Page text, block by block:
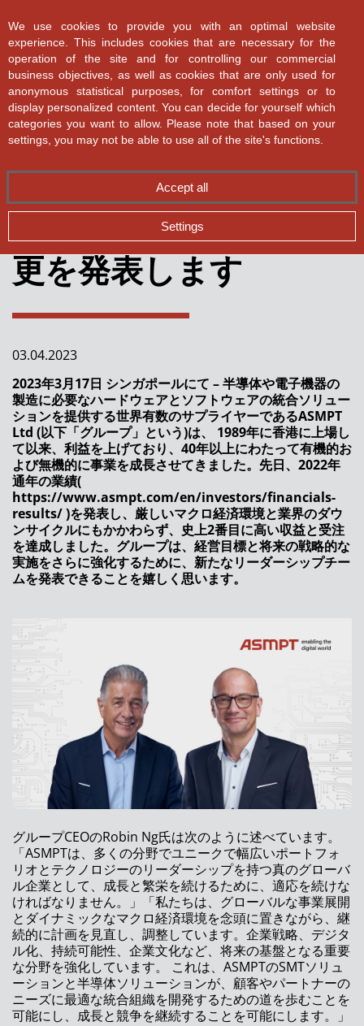
✕ Back
全てのニュース
SiPのためのスピードと精度
SMT製造における詳細分析
Dr. Martin Kruessmann 氏が COO として
ASMPTは、将来に向けSMTソリューションズ
のリーダーシップの変更を発表します
デジタルトランスフォーメーションは様々な顔
を持っています
ASMPTの新しいはんだペースト印刷機でさら
なる柔軟性を実現
ASMPT、グローバルなブランド再構築で新た
な節目を迎える
SMTリーダーがオンラインでの新製品発売イベ
ントを開催
グディレクターにWilson Chiaが就任
ASMの新たな生動画配信シリーズ： 「オープ
ンオートメーションに関する事実」
ASMPT ネプコンジャパン2022（東京）に出展
統合型スマートファクトリーへの道
ASM プロダクトロニカ 2021に出展
クラス最高のSPI：新しいASM ProcessLens
ASM 次世代ステンシルプリンター DEK TQ
ASM アッセンブリーシステムズは名誉ある賞
を受賞しました
ASMのオンサイト、オンエア、オンデマンド展
示
アドバンストパッケージングに向けたプロセス
のトレーサビリティ
ASMPTは、将来に向け
SMTソリューションズ
のリーダーシップの変
更を発表します
03.04.2023
2023年3月17日 シンガポールにて – 半導体や電子機器の
製造に必要なハードウェアとソフトウェアの統合ソリュー
ションを提供する世界有数のサプライヤーであるASMPT
Ltd (以下「グループ」という)は、 1989年に香港に上場し
て以来、利益を上げており、40年以上にわたって有機的お
よび無機的に事業を成長させてきました。先日、2022年
通年の業績(
https://www.asmpt.com/en/investors/financials-
results/ )を発表し、厳しいマクロ経済環境と業界のダウ
ンサイクルにもかかわらず、史上2番目に高い収益と受注
を達成しました。グループは、経営目標と将来の戦略的な
実施をさらに強化するために、新たなリーダーシップチー
ムを発表できることを嬉しく思います。
グループCEOのRobin Ng氏は次のように述べています。
「ASMPTは、多くの分野でユニークで幅広いポートフォ
リオとテクノロジーのリーダーシップを持つ真のグローバ
ル企業として、成長と繁栄を続けるために、適応を続けな
ければなりません。」「私たちは、グローバルな事業展開
とダイナミックなマクロ経済環境を念頭に置きながら、継
続的に計画を見直し、調整しています。企業戦略、デジタ
ル化、持続可能性、企業文化など、将来の基盤となる重要
な分野を強化しています。 これは、ASMPTのSMTソリュ
ーションと半導体ソリューションが、顧客やパートナーの
ニーズに最適な統合組織を開発するための道を歩むことを
可能にし、成長と競争を継続することを可能にします。」
We use cookies to provide you with an optimal website
experience. This includes cookies that are necessary for the
operation of the site and for controlling our commercial
business objectives, as well as cookies that are only used for
anonymous statistical purposes, for comfort settings or to
display personalized content. You can decide for yourself which
categories you want to allow. Please note that based on your
settings, you may not be able to use all of the site's functions.
Accept all
Settings